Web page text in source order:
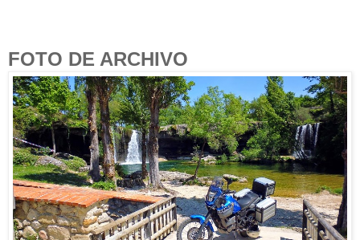
FOTO DE ARCHIVO